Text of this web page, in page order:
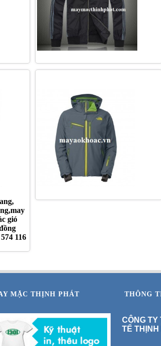
gió
116
TPHCM
MẶC THỊNH PHÁT THÔNG
CÔNG TY
TẾ